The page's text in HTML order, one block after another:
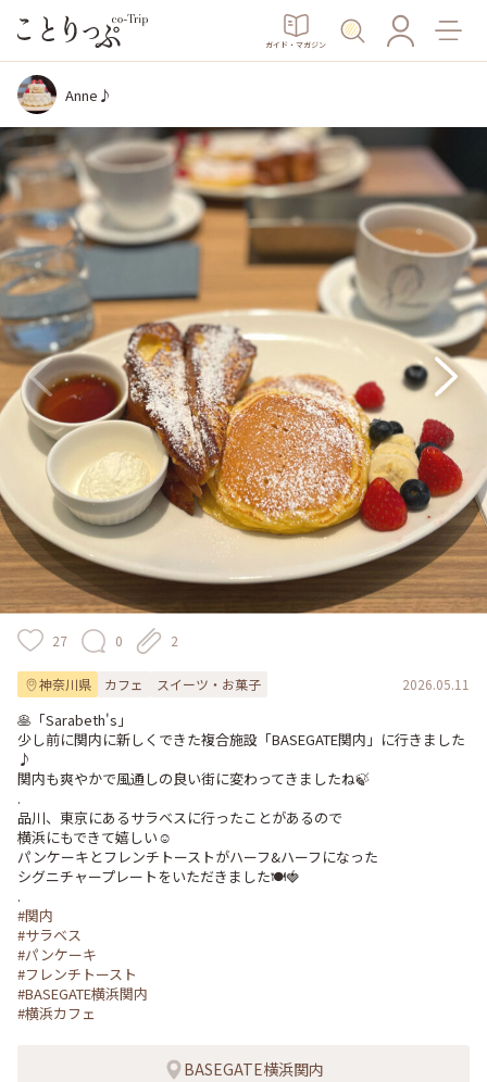
ガイド・マガジン
Anne♪
27 0 2
神奈川県 カフェ スイーツ・お菓子 2026.05.11
🥞「Sarabeth's」
少し前に関内に新しくできた複合施設「BASEGATE関内」に行きました
♪
関内も爽やかで風通しの良い街に変わってきましたね🍃
.
品川、東京にあるサラベスに行ったことがあるので
横浜にもできて嬉しい☺️
パンケーキとフレンチトーストがハーフ&ハーフになった
シグニチャープレートをいただきました🍽️🍓
#関内
#サラベス
#パンケーキ
#フレンチトースト
#BASEGATE横浜関内
#横浜カフェ
BASEGATE横浜関内